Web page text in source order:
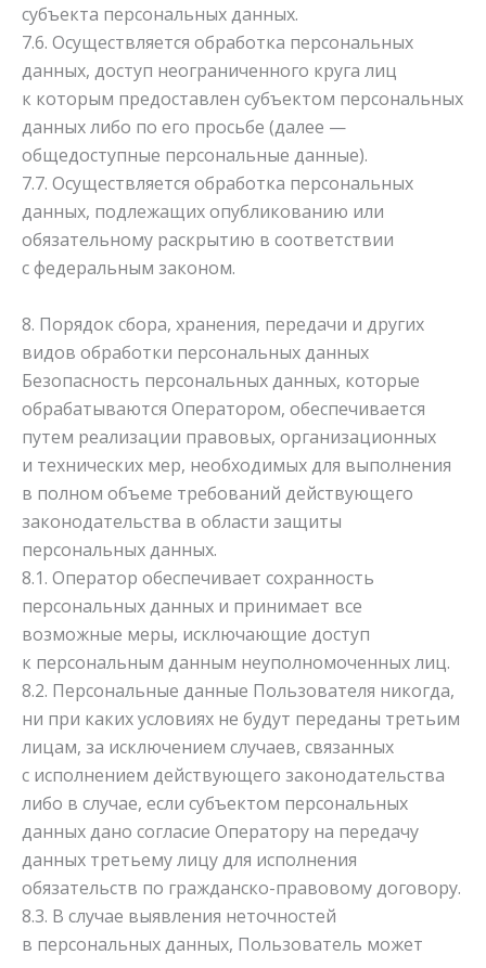
субъекта персональных данных.
7.6. Осуществляется обработка персональных
данных, доступ неограниченного круга лиц
к которым предоставлен субъектом персональных
данных либо по его просьбе (далее —
общедоступные персональные данные).
7.7. Осуществляется обработка персональных
данных, подлежащих опубликованию или
обязательному раскрытию в соответствии
с федеральным законом.
8. Порядок сбора, хранения, передачи и других
видов обработки персональных данных
Безопасность персональных данных, которые
обрабатываются Оператором, обеспечивается
путем реализации правовых, организационных
и технических мер, необходимых для выполнения
в полном объеме требований действующего
законодательства в области защиты
персональных данных.
8.1. Оператор обеспечивает сохранность
персональных данных и принимает все
возможные меры, исключающие доступ
к персональным данным неуполномоченных лиц.
8.2. Персональные данные Пользователя никогда,
ни при каких условиях не будут переданы третьим
лицам, за исключением случаев, связанных
с исполнением действующего законодательства
либо в случае, если субъектом персональных
данных дано согласие Оператору на передачу
данных третьему лицу для исполнения
обязательств по гражданско-правовому договору.
8.3. В случае выявления неточностей
в персональных данных, Пользователь может